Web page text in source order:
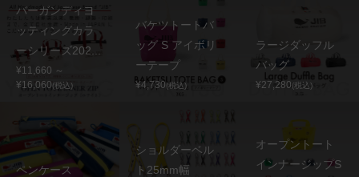
バーガンディヨ
ッティングカラ
ーシリーズ202...
¥11,660 ～
¥16,060(税込)
バケツトートバ
ッグ S アイボリ
ーテープ
¥4,730(税込)
ラージダッフル
バッグ
¥27,280(税込)
ペンケース
ショルダーベル
ト25mm幅
オープントート
インナージップS